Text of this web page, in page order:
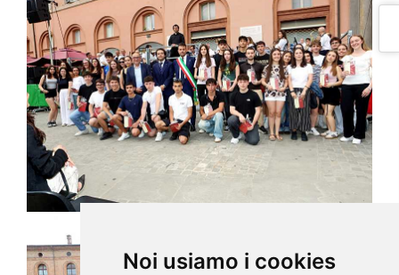
Noi usiamo i cookies